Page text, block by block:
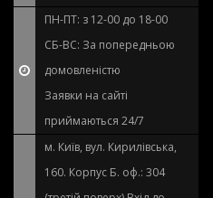
ПН-ПТ: з 12-00 до 18-00
СБ-ВС: За попередньою
домовленістю
Заявки на сайті
приймаються 24/7
м. Київ, вул. Кирилівська,
160. Корпус Б. оф.: 304